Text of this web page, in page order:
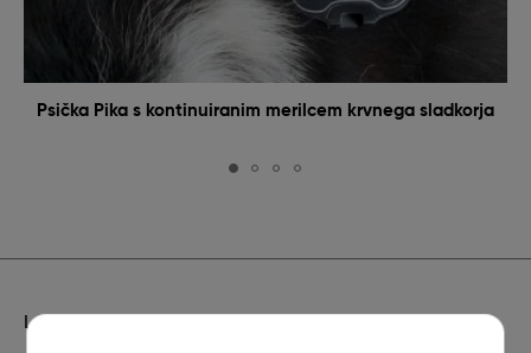
Psička Pika s kontinuiranim merilcem krvnega sladkorja
Lokacija